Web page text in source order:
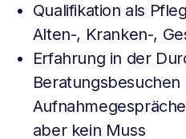
Qualifikation als
Alten-, Kranken-,
Erfahrung in der
Beratungsbesuchen
aber kein Muss